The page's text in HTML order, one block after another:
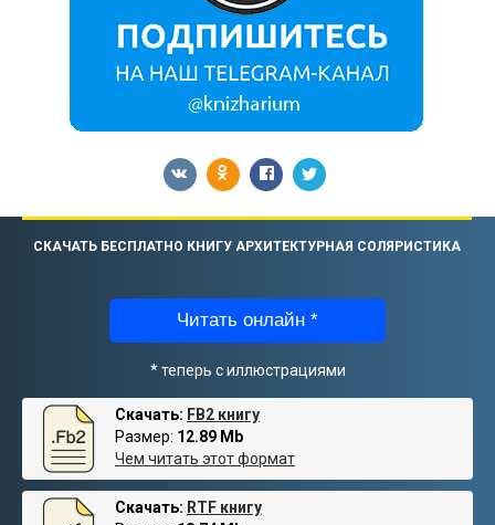
СКАЧАТЬ БЕСПЛАТНО КНИГУ АРХИТЕКТУРНАЯ СОЛЯРИСТИКА
Читать онлайн *
* теперь с иллюстрациями
Скачать: FB2 книгу
Размер: 12.89 Mb
Чем читать этот формат
Скачать: RTF книгу